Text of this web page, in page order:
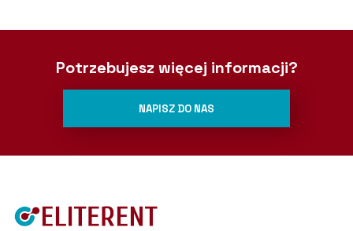
Potrzebujesz więcej informacji?
NAPISZ DO NAS